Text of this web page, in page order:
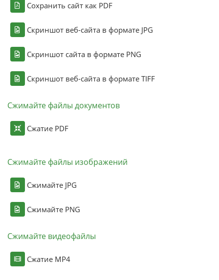
Сохранить сайт как PDF
Скриншот веб-сайта в формате JPG
Скриншот сайта в формате PNG
Скриншот веб-сайта в формате TIFF
Сжимайте файлы документов
Сжатие PDF
Сжимайте файлы изображений
Сжимайте JPG
Сжимайте PNG
Сжимайте видеофайлы
Сжатие MP4